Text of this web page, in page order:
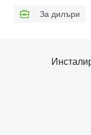
За дилъри